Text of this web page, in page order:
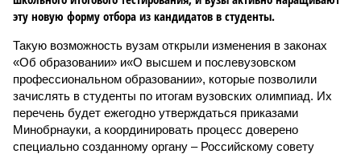
эту новую форму отбора из кандидатов в студенты.
Такую возможность вузам открыли изменения в законах
«Об образовании» и«О высшем и послевузовском
профессиональном образовании», которые позволили
зачислять в студенты по итогам вузовских олимпиад. Их
перечень будет ежегодно утверждаться приказами
Минобрнауки, а координировать процесс доверено
специально созданному органу – Российскому совету